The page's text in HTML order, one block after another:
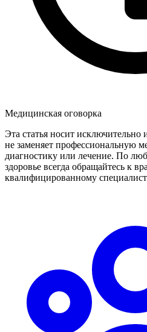
Медицинская оговорка
Эта статья носит
не заменяет профессиональную
диагностику или лечение. По
здоровье всегда обращайтесь к
квалифицированному